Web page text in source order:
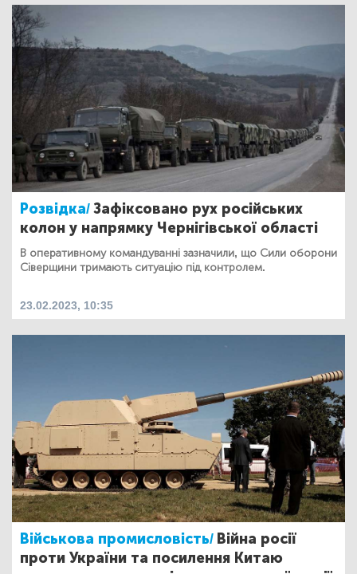
Розвідка/Зафіксовано рух російських
колон у напрямку Чернігівської області
В оперативному командуванні зазначили, що Сили оборони
Сіверщини тримають ситуацію під контролем.
23.02.2023, 10:35
Військова промисловість/ Війна росії
проти України та посилення Китаю